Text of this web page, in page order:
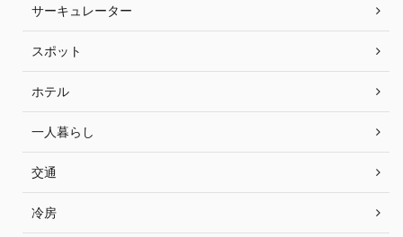
サーキュレーター
スポット
ホテル
一人暮らし
交通
冷房